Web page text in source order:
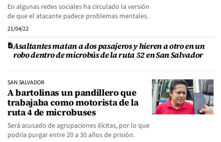
En algunas redes sociales ha circulado la versión
de que el atacante padece problemas mentales.
21/04/22
Asaltantes matan a dos pasajeros y hieren a otro en un
robo dentro de microbús de la ruta 52 en San Salvador
SAN SALVADOR
A bartolinas un pandillero que
trabajaba como motorista de la
ruta 4 de microbuses
Será acusado de agrupaciones ilícitas, por lo que
podría purgar entre 20 a 30 años de prisión.